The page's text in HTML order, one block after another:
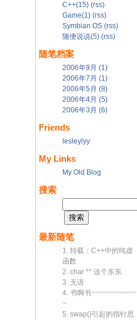
C++(15) (rss)
Game(1) (rss)
Symbian OS (rss)
随便说说(5) (rss)
随笔档案
2006年9月 (1)
2006年7月 (1)
2006年5月 (8)
2006年4月 (5)
2006年3月 (6)
Friends
lesleylyy
My Links
My Old Blog
搜索
最新随笔
1. 转载：C++中的纯虚
函数
2. char ** 这个东东
3. 无语
4. 书啊书~~~~~~~~~~~
~
5. swap()引起的指针思